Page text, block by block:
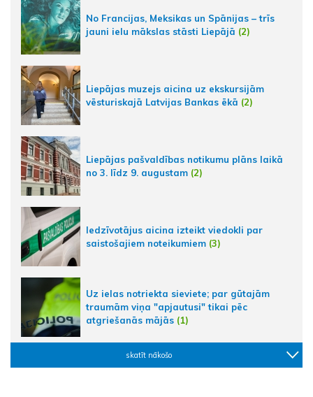
No Francijas, Meksikas un Spānijas – trīs
jauni ielu mākslas stāsti Liepājā (2)
Liepājas muzejs aicina uz ekskursijām
vēsturiskajā Latvijas Bankas ēkā (2)
Liepājas pašvaldības notikumu plāns laikā
no 3. līdz 9. augustam (2)
Iedzīvotājus aicina izteikt viedokli par
saistošajiem noteikumiem (3)
Uz ielas notriekta sieviete; par gūtajām
traumām viņa "apjautusi" tikai pēc
atgriešanās mājās (1)
skatīt nākošo